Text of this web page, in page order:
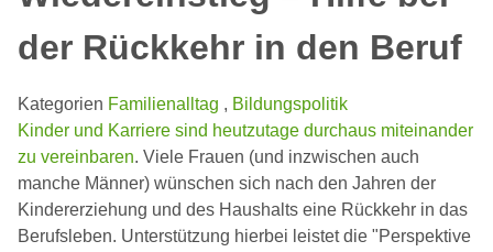
der Rückkehr in den Beruf
Kategorien Familienalltag , Bildungspolitik
Kinder und Karriere sind heutzutage durchaus miteinander
zu vereinbaren. Viele Frauen (und inzwischen auch
manche Männer) wünschen sich nach den Jahren der
Kindererziehung und des Haushalts eine Rückkehr in das
Berufsleben. Unterstützung hierbei leistet die "Perspektive